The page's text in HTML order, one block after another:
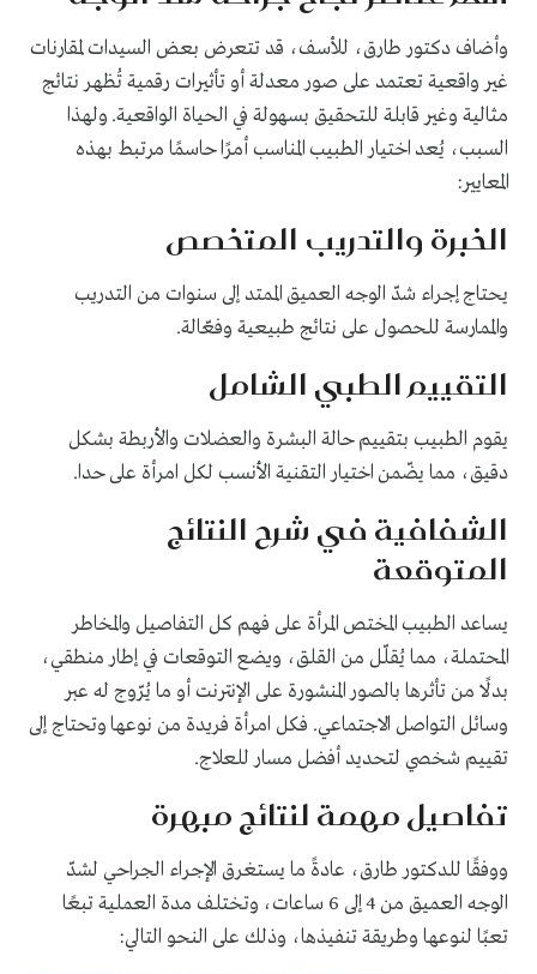
وأضاف دكتور طارق، للأسف، قد تتعرض بعض السيدات لمقارنات
غير واقعية تعتمد على صور معدلة أو تأثيرات رقمية تُظهر نتائج
مثالية وغير قابلة للتحقيق بسهولة في الحياة الواقعية. ولهذا
السبب، يُعد اختيار الطبيب المناسب أمرًا حاسمًا مرتبط بهذه
المعايير:
الخبرة والتدريب المتخصص
يحتاج إجراء شدّ الوجه العميق الممتد إلى سنوات من التدريب
والممارسة للحصول على نتائج طبيعية وفعّالة.
التقييم الطبي الشامل
يقوم الطبيب بتقييم حالة البشرة والعضلات والأربطة بشكل
دقيق، مما يضّمن اختيار التقنية الأنسب لكل امرأة على حدا.
الشفافية في شرح النتائج
المتوقعة
يساعد الطبيب المختص المرأة على فهم كل التفاصيل والمخاطر
المحتملة، مما يُقلّل من القلق، ويضع التوقعات في إطار منطقي،
بدلًا من تأثرها بالصور المنشورة على الإنترنت أو ما يُرّوج له عبر
وسائل التواصل الاجتماعي. فكل امرأة فريدة من نوعها وتحتاج إلى
تقييم شخصي لتحديد أفضل مسار للعلاج.
تفاصيل مهمة لنتائج مبهرة
ووفقًا للدكتور طارق، عادةً ما يستغرق الإجراء الجراحي لشدّ
الوجه العميق من 4 إلى 6 ساعات، وتختلف مدة العملية تبعًا
تعبًا لنوعها وطريقة تنفيذها، وذلك على النحو التالي: